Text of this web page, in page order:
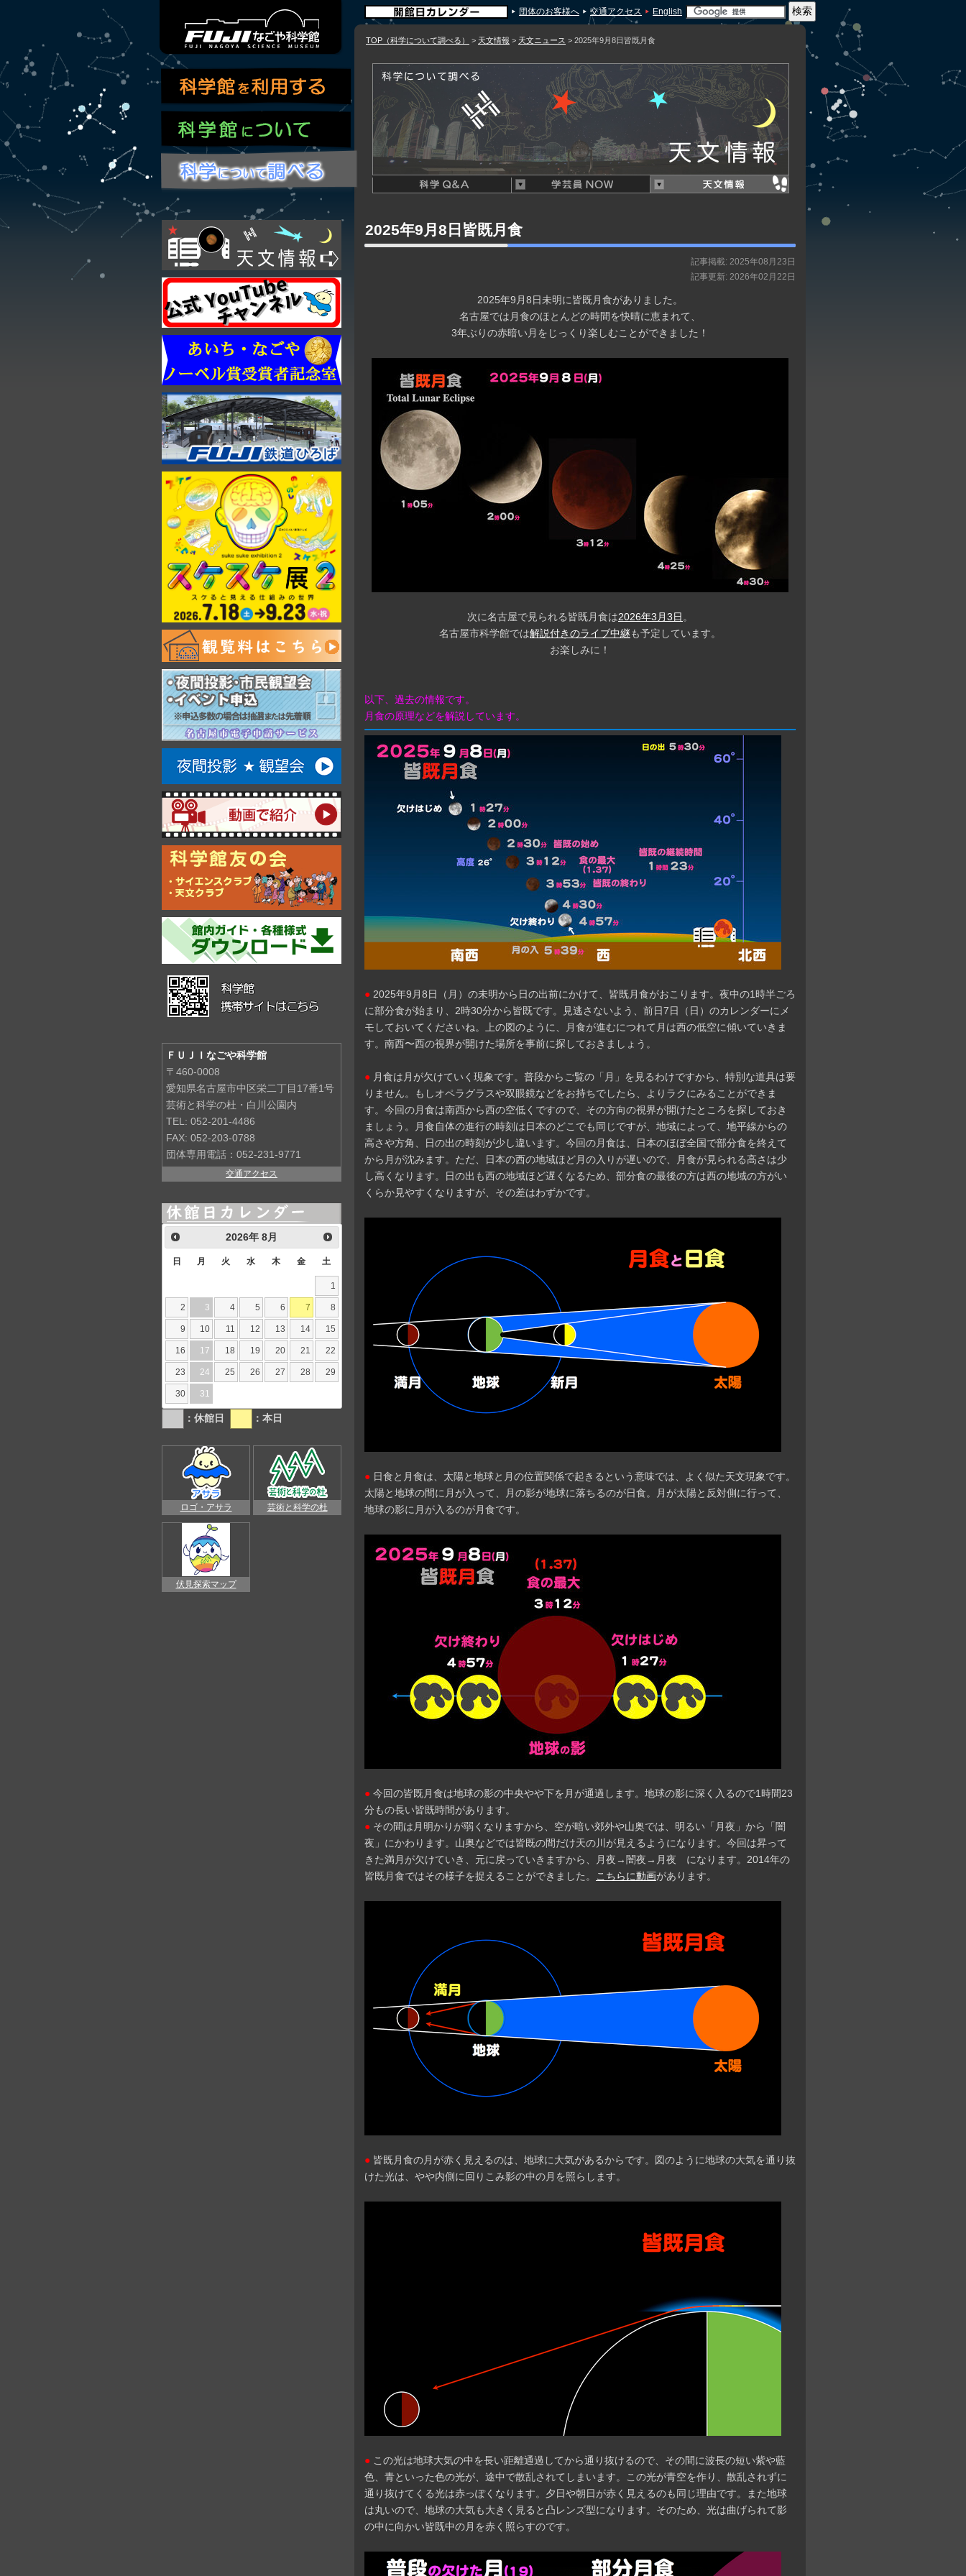
団体のお客様へ 交通アクセス English
TOP（科学について調べる） > 天文情報 > 天文ニュース > 2025年9月8日皆既月食
2025年9月8日皆既月食
記事掲載: 2025年08月23日
記事更新: 2026年02月22日
2025年9月8日未明に皆既月食がありました。
名古屋では月食のほとんどの時間を快晴に恵まれて、
3年ぶりの赤暗い月をじっくり楽しむことができました！
次に名古屋で見られる皆既月食は2026年3月3日 。
名古屋市科学館では解説付きのライブ中継 も予定しています。
お楽しみに！
以下、過去の情報です。
月食の原理などを解説しています。
● 2025年9月8日（月）の未明から日の出前にかけて、皆既月食がおこります。夜中の1時半ごろ
に部分食が始まり、2時30分から皆既です。見逃さないよう、前日7日（日）のカレンダーにメ
モしておいてくださいね。上の図のように、月食が進むにつれて月は西の低空に傾いていきま
す。南西〜西の視界が開けた場所を事前に探しておきましょう。
● 月食は月が欠けていく現象です。普段からご覧の「月」を見るわけですから、特別な道具は要
りません。もしオペラグラスや双眼鏡などをお持ちでしたら、よりラクにみることができま
す。今回の月食は南西から西の空低くですので、その方向の視界が開けたところを探しておき
ましょう。月食自体の進行の時刻は日本のどこでも同じですが、地域によって、地平線からの
高さや方角、日の出の時刻が少し違います。今回の月食は、日本のほぼ全国で部分食を終えて
から月が沈みます。ただ、日本の西の地域ほど月の入りが遅いので、月食が見られる高さは少
し高くなります。日の出も西の地域ほど遅くなるため、部分食の最後の方は西の地域の方がい
くらか見やすくなりますが、その差はわずかです。
● 日食と月食は、太陽と地球と月の位置関係で起きるという意味では、よく似た天文現象です。
太陽と地球の間に月が入って、月の影が地球に落ちるのが日食。月が太陽と反対側に行って、
地球の影に月が入るのが月食です。
● 今回の皆既月食は地球の影の中央やや下を月が通過します。地球の影に深く入るので1時間23
分もの長い皆既時間があります。
● その間は月明かりが弱くなりますから、空が暗い郊外や山奥では、明るい「月夜」から「闇
夜」にかわります。山奥などでは皆既の間だけ天の川が見えるようになります。今回は昇って
きた満月が欠けていき、元に戻っていきますから、月夜→闇夜→月夜 になります。2014年の
皆既月食ではその様子を捉えることができました。 こちらに動画があります。
● 皆既月食の月が赤く見えるのは、地球に大気があるからです。図のように地球の大気を通り抜
けた光は、やや内側に回りこみ影の中の月を照らします。
● この光は地球大気の中を長い距離通過してから通り抜けるので、その間に波長の短い紫や藍
色、青といった色の光が、途中で散乱されてしまいます。この光が青空を作り、散乱されずに
通り抜けてくる光は赤っぽくなります。夕日や朝日が赤く見えるのも同じ理由です。また地球
は丸いので、地球の大気も大きく見ると凸レンズ型になります。そのため、光は曲げられて影
の中に向かい皆既中の月を赤く照らすのです。
ＦＵＪＩなごや科学館
〒460-0008
愛知県名古屋市中区栄二丁目17番1号
芸術と科学の杜・白川公園内
TEL: 052-201-4486
FAX: 052-203-0788
団体専用電話：052-231-9771
交通アクセス
2026年8月
日 月 火 水 木 金 土
1
2 3 4 5 6 7 8
9 10 11 12 13 14 15
16 17 18 19 20 21 22
23 24 25 26 27 28 29
30 31
：休館日 ：本日
ロゴ・アサラ 芸術と科学の杜
伏見探索マップ